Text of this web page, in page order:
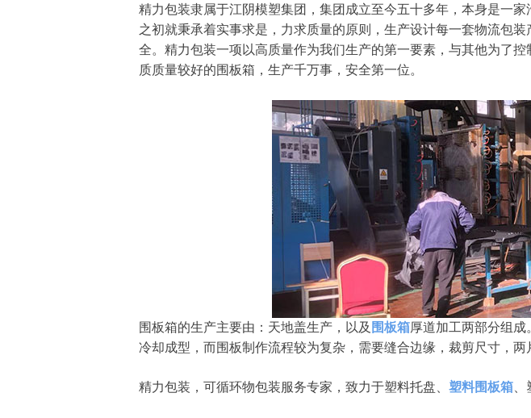
精力包装隶属于江阴模塑集团，集团成立至今五十多年，本身是一
之初就秉承着实事求是，力求质量的原则，生产设计每一套物流包
全。精力包装一项以高质量作为我们生产的第一要素，与其他为了
质质量较好的围板箱，生产千万事，安全第一位。
围板箱的生产主要由：天地盖生产，以及 围板箱厚道加工两部分组
冷却成型，而围板制作流程较为复杂，需要缝合边缘，裁剪尺寸，
精力包装，可循环物包装服务专家，致力于塑料托盘、 塑料围板箱